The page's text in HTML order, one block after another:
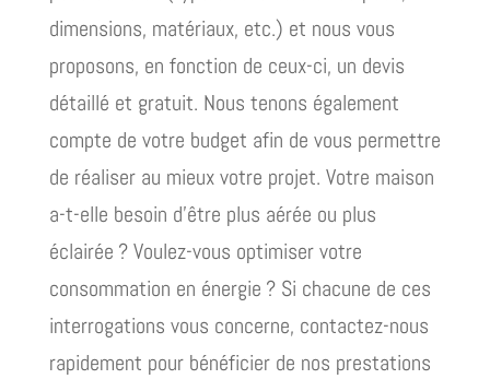
dimensions, matériaux, etc.) et nous vous
proposons, en fonction de ceux-ci, un devis
détaillé et gratuit. Nous tenons également
compte de votre budget afin de vous permettre
de réaliser au mieux votre projet. Votre maison
a-t-elle besoin d’être plus aérée ou plus
éclairée ? Voulez-vous optimiser votre
consommation en énergie ? Si chacune de ces
interrogations vous concerne, contactez-nous
rapidement pour bénéficier de nos prestations